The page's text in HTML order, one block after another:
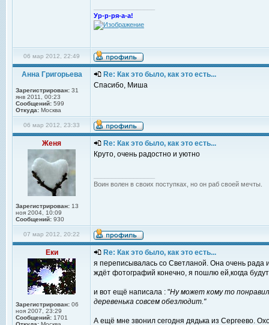
Ур-р-ря-а-а!
06 мар 2012, 22:49
Анна Григорьева
Зарегистрирован: 31
янв 2011, 00:23
Сообщений: 599
Откуда: Москва
Re: Как это было, как это есть...
Спасибо, Миша
06 мар 2012, 23:33
Женя
Зарегистрирован: 13
ноя 2004, 10:09
Сообщений: 930
Re: Как это было, как это есть...
Круто, очень радостно и уютно
Воин волен в своих поступках, но он раб своей мечты.
07 мар 2012, 20:22
Еки
Зарегистрирован: 06
ноя 2007, 23:29
Сообщений: 1701
Re: Как это было, как это есть...
я переписывалась со Светланой. Она очень
ждёт фотографий конечно, я пошлю ей,когда
и вот ещё написала : "Ну может кому то
деревенька совсем обезлюдит."
А ещё мне звонил сегодня дядька из Сергеево.